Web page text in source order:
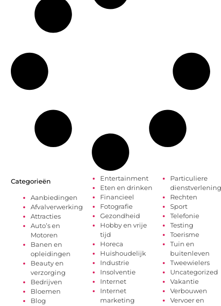
Categorieën
Aanbiedingen
Afvalverwerking
Attracties
Auto’s en
Motoren
Banen en
opleidingen
Beauty en
verzorging
Bedrijven
Bloemen
Blog
Entertainment
Eten en drinken
Financieel
Fotografie
Gezondheid
Hobby en vrije
tijd
Horeca
Huishoudelijk
Industrie
Insolventie
Internet
Internet
marketing
Particuliere
dienstverlening
Rechten
Sport
Telefonie
Testing
Toerisme
Tuin en
buitenleven
Tweewielers
Uncategorized
Vakantie
Verbouwen
Vervoer en